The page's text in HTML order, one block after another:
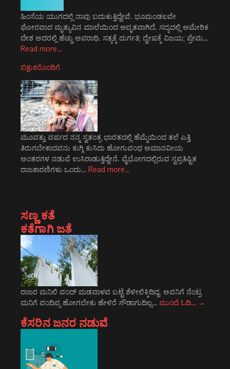
ಹಿಂಸೆಯ ಯುಗದಲ್ಲಿ ನಾವು ಬದುಕುತ್ತಿದ್ದೇವೆ. ಭೂಮಂಡಲವೇ
ಘೋರವಾದ ಮೃತ್ಯುವಿನ ಮಾಲೆಯಿಂದ ಆವೃತವಾಗಿದೆ. ಸದ್ಯದಲ್ಲಿ ಅಮೇರಿಕ
ದೇಶ ಅದರಲ್ಲಿ ಹೆಚ್ಚು ಅಪರಾಧಿ. ಸತ್ಯಕ್ಕೆ ದುರ್ಗತಿ; ದ್ವೇಷಕ್ಕೆ ವಿಜಯ; ಪ್ರೇಮ…
Read more…
ಬಿಕ್ಷುಕರೊಂದಿಗೆ
ಮೂವತ್ತು ವರ್ಷದ ನನ್ನ ಸ್ವತಂತ್ರ ಭಾರತದಲ್ಲಿ ಹೆಮ್ಮೆಯಿಂದ ತಲೆ ಎತ್ತಿ
ತಿರುಗಬೇಕಾದವನು ಕುಗ್ಗಿ ಕುಸಿದು ಹೋಗುವಂಥ ಅಮಾನವೀಯ
ಅಂತರಗಳ ನಡುವೆ ಉಸಿರಾಡುತ್ತಿದ್ದೇನೆ. ವೈಭೋಗದಲ್ಲಿರುವ ಸ್ವಪ್ರತಿಷ್ಟಿತ
ರಾಜಕಾರಣಿಗಳು ಒಂದು… Read more…
ಸಣ್ಣ ಕತೆ
ಕತೆಗಾಗಿ ಜತೆ
ರಾಜರ ಮನಿಲಿ ವಂದ್ ಮಡವಾಳವ ಬಟ್ಟೆ ಶೆಳೀಲಿಕ್ಕಿದಿದ್ದ. ಅವನಿಗೆ ನೆಂಟ್ರ
ಮನಿಗೆ ವಂದಿವ್ಸ ಹೋಗಬೇಕು ಹೇಳಿರೆ ಸೌಡಾಗುದಿಲ್ಲ… ಮುಂದೆ ಓದಿ… →
ಕೆಸರಿನ ಜನರ ನಡುವೆ